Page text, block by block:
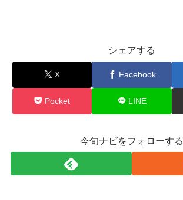
シェアする
X Facebook
Pocket LINE
今旬ナビをフォローする